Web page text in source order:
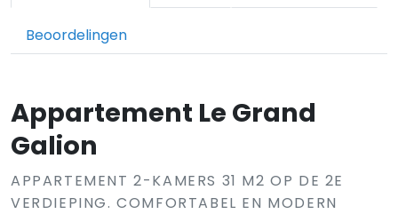
Beoordelingen
Appartement Le Grand
Galion
APPARTEMENT 2-KAMERS 31 M2 OP DE 2E
VERDIEPING. COMFORTABEL EN MODERN